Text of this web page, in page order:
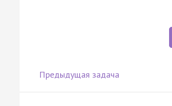
Предыдущая задача